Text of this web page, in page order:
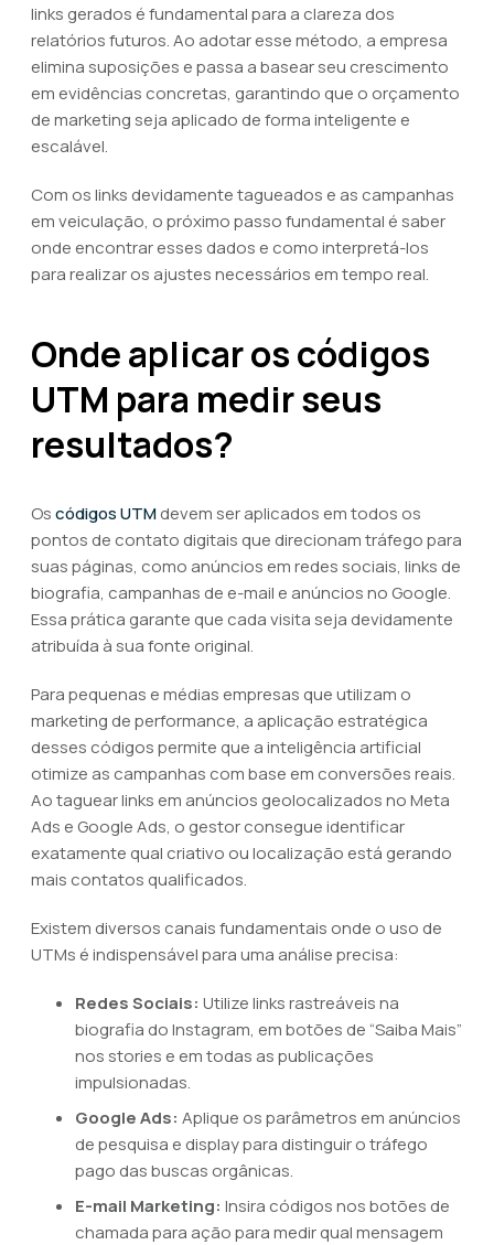
links gerados é fundamental para a clareza dos
relatórios futuros. Ao adotar esse método, a empresa
elimina suposições e passa a basear seu crescimento
em evidências concretas, garantindo que o orçamento
de marketing seja aplicado de forma inteligente e
escalável.
Com os links devidamente tagueados e as campanhas
em veiculação, o próximo passo fundamental é saber
onde encontrar esses dados e como interpretá-los
para realizar os ajustes necessários em tempo real.
Onde aplicar os códigos
UTM para medir seus
resultados?
Oscódigos UTMdevem ser aplicados em todos os
pontos de contato digitais que direcionam tráfego para
suas páginas, como anúncios em redes sociais, links de
biografia, campanhas de e-mail e anúncios no Google.
Essa prática garante que cada visita seja devidamente
atribuída à sua fonte original.
Para pequenas e médias empresas que utilizam o
marketing de performance, a aplicação estratégica
desses códigos permite que a inteligência artificial
otimize as campanhas com base em conversões reais.
Ao taguear links em anúncios geolocalizados no Meta
Ads e Google Ads, o gestor consegue identificar
exatamente qual criativo ou localização está gerando
mais contatos qualificados.
Existem diversos canais fundamentais onde o uso de
UTMs é indispensável para uma análise precisa:
Redes Sociais: Utilize links rastreáveis na
biografia do Instagram, em botões de “Saiba Mais”
nos stories e em todas as publicações
impulsionadas.
Google Ads: Aplique os parâmetros em anúncios
de pesquisa e display para distinguir o tráfego
pago das buscas orgânicas.
E-mail Marketing: Insira códigos nos botões de
chamada para ação para medir qual mensagem